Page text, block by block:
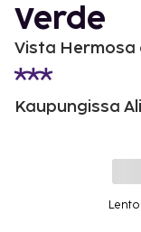
Verde
Vista Hermosa
Kaupungissa